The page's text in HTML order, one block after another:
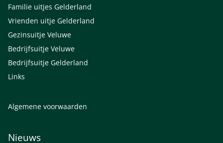
Familie uitjes Gelderland
Vrienden uitje Gelderland
Gezinsuitje Veluwe
Bedrijfsuitje Veluwe
Bedrijfsuitje Gelderland
Links
Algemene voorwaarden
Nieuws